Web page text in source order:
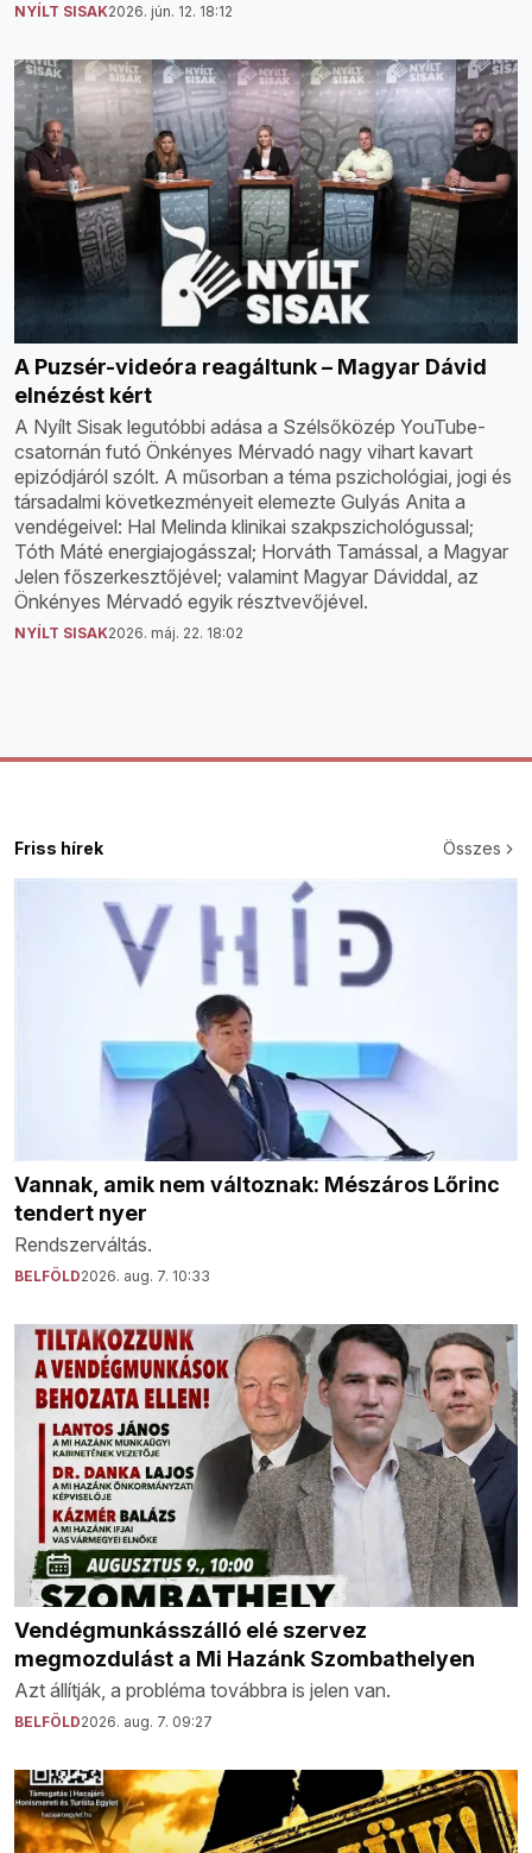
NYÍLT SISAK2026. jún. 12. 18:12
A Puzsér-videóra reagáltunk – Magyar Dávid
elnézést kért
A Nyílt Sisak legutóbbi adása a Szélsőközép YouTube-
csatornán futó Önkényes Mérvadó nagy vihart kavart
epizódjáról szólt. A műsorban a téma pszichológiai, jogi és
társadalmi következményeit elemezte Gulyás Anita a
vendégeivel: Hal Melinda klinikai szakpszichológussal;
Tóth Máté energiajogásszal; Horváth Tamással, a Magyar
Jelen főszerkesztőjével; valamint Magyar Dáviddal, az
Önkényes Mérvadó egyik résztvevőjével.
NYÍLT SISAK2026. máj. 22. 18:02
Friss hírek Összes
Vannak, amik nem változnak: Mészáros Lőrinc
tendert nyer
Rendszerváltás.
BELFÖLD2026. aug. 7. 10:33
Vendégmunkásszálló elé szervez
megmozdulást a Mi Hazánk Szombathelyen
Azt állítják, a probléma továbbra is jelen van.
BELFÖLD2026. aug. 7. 09:27